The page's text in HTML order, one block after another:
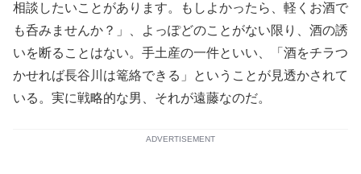
相談したいことがあります。もしよかったら、軽くお酒で
も呑みませんか？」、よっぽどのことがない限り、酒の誘
いを断ることはない。手土産の一件といい、「酒をチラつ
かせれば長谷川は篭絡できる」ということが見透かされて
いる。実に戦略的な男、それが遠藤なのだ。
ADVERTISEMENT